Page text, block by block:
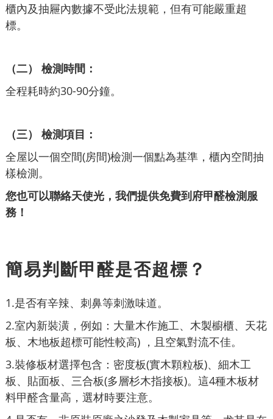
櫃內及抽屜內數據不受此法規範，但有可能嚴重超
標。
（二） 檢測時間：
全程耗時約30-90分鐘。
（三） 檢測項目：
全屋以一個空間(房間)檢測一個點為基準，櫃內空間抽
樣檢測。
您也可以聯絡天使光，我們提供免費到府甲醛檢測服
務！
簡易判斷甲醛是否超標？
1.是否有辛辣、刺鼻等刺激味道。
2.室內新裝潢，例如：大量木作施工、木製櫥櫃、天花
板、木地板超標可能性較高) ，且空氣對流不佳。
3.裝修板材選擇包含：密度板(實木顆粒板)、細木工
板、貼面板、三合板(多層杉木指接板)。這4種木板材
料甲醛含量高，選材時要注意。